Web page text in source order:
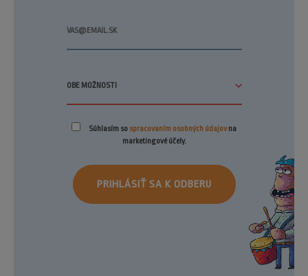
Súhlasím so spracovaním osobných údajovna
marketingové účely.
PRIHLÁSIŤ SA K ODBERU